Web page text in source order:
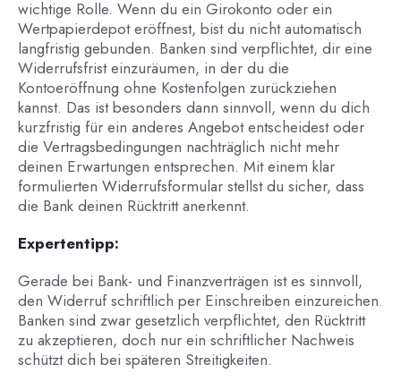
wichtige Rolle. Wenn du ein Girokonto oder ein
Wertpapierdepot eröffnest, bist du nicht automatisch
langfristig gebunden. Banken sind verpflichtet, dir eine
Widerrufsfrist einzuräumen, in der du die
Kontoeröffnung ohne Kostenfolgen zurückziehen
kannst. Das ist besonders dann sinnvoll, wenn du dich
kurzfristig für ein anderes Angebot entscheidest oder
die Vertragsbedingungen nachträglich nicht mehr
deinen Erwartungen entsprechen. Mit einem klar
formulierten Widerrufsformular stellst du sicher, dass
die Bank deinen Rücktritt anerkennt.
Expertentipp:
Gerade bei Bank- und Finanzverträgen ist es sinnvoll,
den Widerruf schriftlich per Einschreiben einzureichen.
Banken sind zwar gesetzlich verpflichtet, den Rücktritt
zu akzeptieren, doch nur ein schriftlicher Nachweis
schützt dich bei späteren Streitigkeiten.